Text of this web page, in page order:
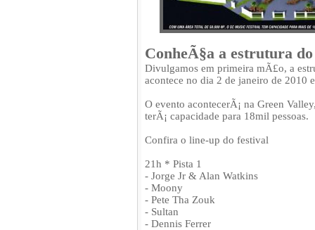
ConheÃ§a a estrutura
Divulgamos em primeira mÃ£o, a
acontece no dia 2 de janeiro de 2010
O evento acontecerÃ¡ na Green
terÃ¡ capacidade para 18mil pessoas.
Confira o line-up do festival
21h * Pista 1
- Jorge Jr & Alan Watkins
- Moony
- Pete Tha Zouk
- Sultan
- Dennis Ferrer